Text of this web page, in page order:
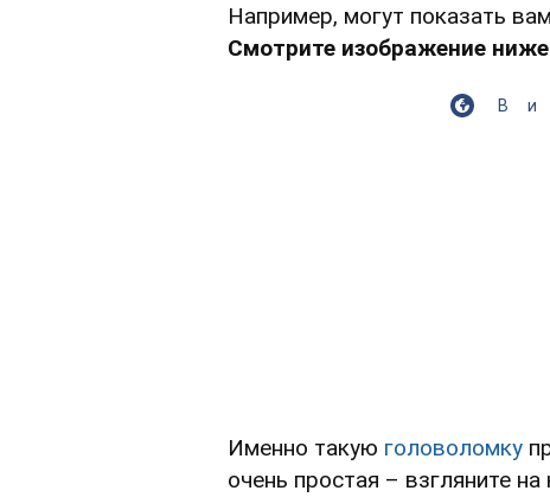
Например, могут показать
Смотрите изображение
Именно такую головоломку
очень простая – взгляните